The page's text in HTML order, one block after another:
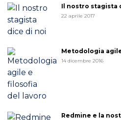
Il nostro stagista
22 aprile 2017
Metodologia
14 dicembre 2016
Redmine e la